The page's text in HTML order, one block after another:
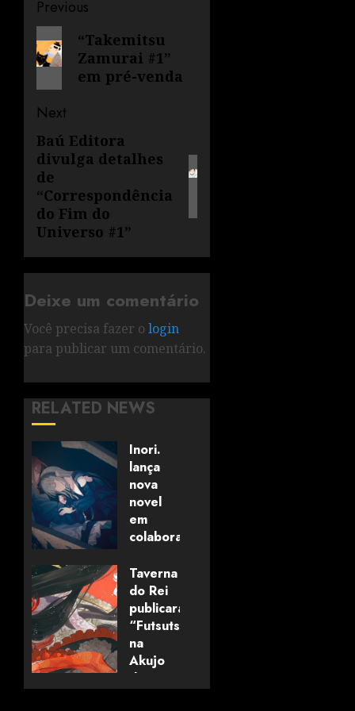
Previous
“Takemitsu
Zamurai #1”
em pré-venda
Next
Baú Editora
divulga detalhes
de
“Correspondência
do Fim do
Universo #1”
Deixe um comentário
Você precisa fazer o login
para publicar um comentário.
RELATED NEWS
Inori.
lança
nova
novel
em
colaboração
editora
alemã
06/08/2026
0
Taverna
do Rei
publicará
“Futsutsuka
na
Akujo
dewa